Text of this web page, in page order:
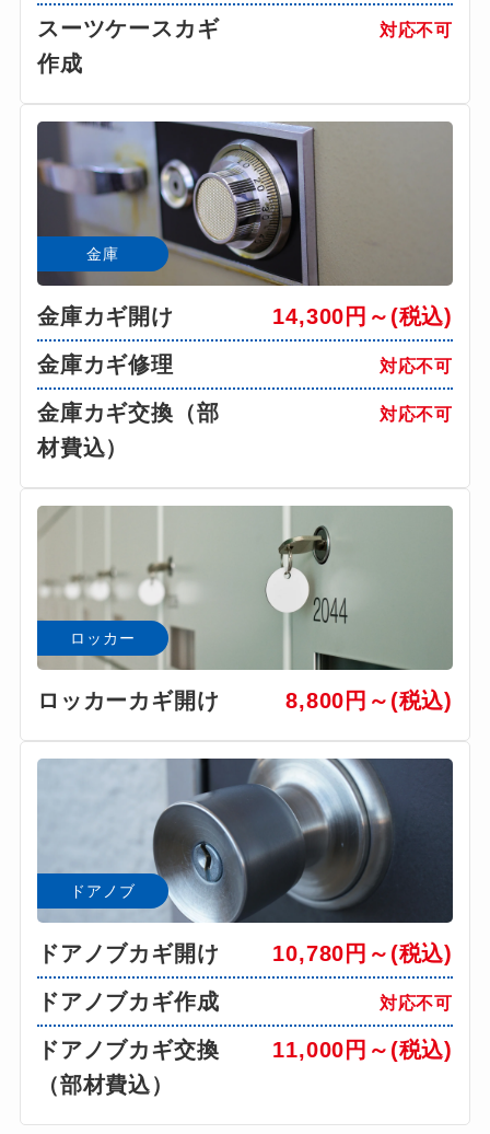
スーツケースカギ
作成
対応不可
金庫
金庫カギ開け
14,300円～(税込)
金庫カギ修理
対応不可
金庫カギ交換（部
材費込）
対応不可
ロッカー
ロッカーカギ開け 8,800円～(税込)
ドアノブ
ドアノブカギ開け
10,780円～(税込)
ドアノブカギ作成
対応不可
ドアノブカギ交換
（部材費込）
11,000円～(税込)